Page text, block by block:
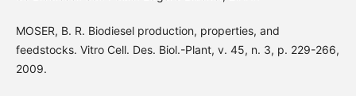
MOSER, B. R. Biodiesel production, properties, and
feedstocks. Vitro Cell. Des. Biol.-Plant, v. 45, n. 3, p. 229-266,
2009.